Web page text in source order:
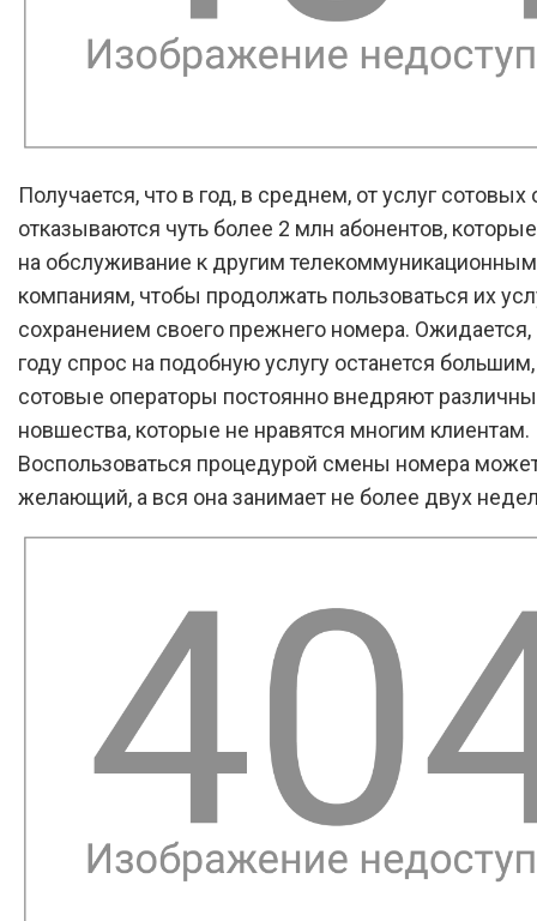
Получается, что в год, в среднем, от услуг сотовых
отказываются чуть более 2 млн абонентов,
на обслуживание к другим телекоммуникационным
компаниям, чтобы продолжать пользоваться их
сохранением своего прежнего номера. Ожидается,
году спрос на подобную услугу останется
сотовые операторы постоянно внедряют
новшества, которые не нравятся многим клиентам.
Воспользоваться процедурой смены номера
желающий, а вся она занимает не более двух